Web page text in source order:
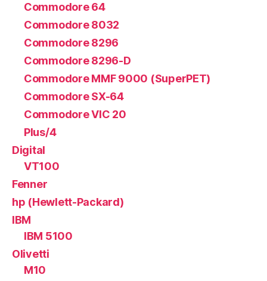
Commodore 64
Commodore 8032
Commodore 8296
Commodore 8296-D
Commodore MMF 9000 (SuperPET)
Commodore SX-64
Commodore VIC 20
Plus/4
Digital
VT100
Fenner
hp (Hewlett-Packard)
IBM
IBM 5100
Olivetti
M10